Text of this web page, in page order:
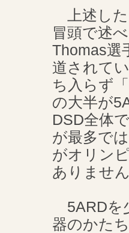
上述した
冒頭で述
Thomas選
道されて
ち入らず
の大半が
DSD全体
が最多で
がオリン
ありませ
5ARDを
器のかた